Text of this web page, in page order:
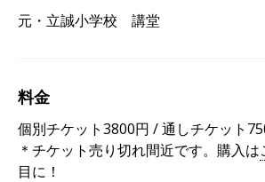
元・立誠小学校 講堂
料金
個別チケット3800円 / 通しチケット
＊チケット売り切れ間近です。購入は
目に！